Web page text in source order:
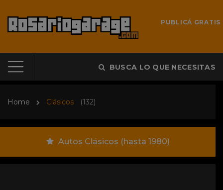
PUBLICÁ GRATIS
BUSCA LO QUE NECESITAS
Home Clásicos (132)
Autos Clásicos (hasta 1980)